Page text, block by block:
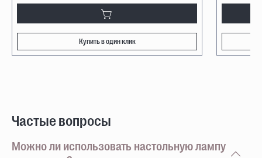
Купить в один клик
Частые вопросы
Можно ли использовать настольную лампу